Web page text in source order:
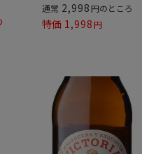
通常 2,998 のところ
特価 1,998